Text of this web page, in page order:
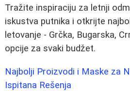
Tražite inspiraciju za letnji
iskustva putnika i otkrijte
letovanje - Grčka, Bugarska,
opcije za svaki budžet.
Najbolji Proizvodi i Maske za
Ispitana Rešenja